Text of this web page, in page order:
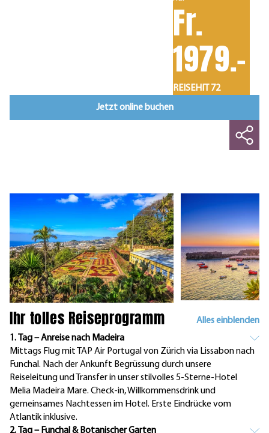
Fr.
1979.-
REISEHIT 72
Jetzt online buchen
Ihr tolles Reiseprogramm
Alles einblenden
1. Tag – Anreise nach Madeira
Mittags Flug mit TAP Air Portugal von Zürich via Lissabon nach
Funchal. Nach der Ankunft Begrüssung durch unsere
Reiseleitung und Transfer in unser stilvolles 5-Sterne-Hotel
Melia Madeira Mare. Check-in, Willkommensdrink und
gemeinsames Nachtessen im Hotel. Erste Eindrücke vom
Atlantik inklusive.
2. Tag – Funchal & Botanischer Garten